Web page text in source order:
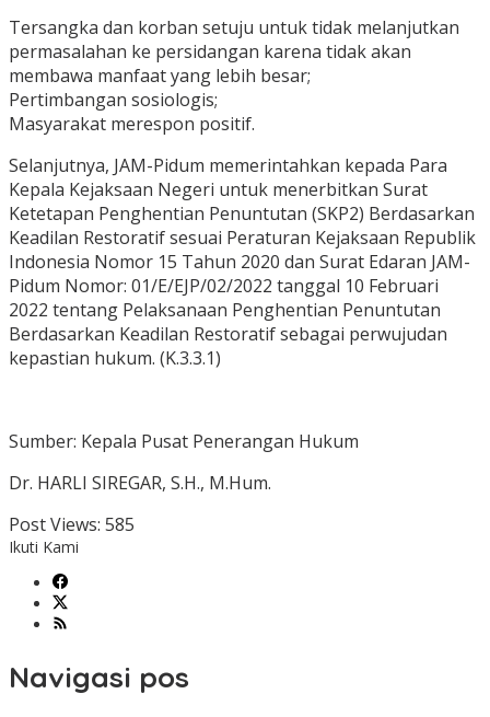
Tersangka dan korban setuju untuk tidak melanjutkan
permasalahan ke persidangan karena tidak akan
membawa manfaat yang lebih besar;
Pertimbangan sosiologis;
Masyarakat merespon positif.
Selanjutnya, JAM-Pidum memerintahkan kepada Para
Kepala Kejaksaan Negeri untuk menerbitkan Surat
Ketetapan Penghentian Penuntutan (SKP2) Berdasarkan
Keadilan Restoratif sesuai Peraturan Kejaksaan Republik
Indonesia Nomor 15 Tahun 2020 dan Surat Edaran JAM-
Pidum Nomor: 01/E/EJP/02/2022 tanggal 10 Februari
2022 tentang Pelaksanaan Penghentian Penuntutan
Berdasarkan Keadilan Restoratif sebagai perwujudan
kepastian hukum. (K.3.3.1)
Sumber: Kepala Pusat Penerangan Hukum
Dr. HARLI SIREGAR, S.H., M.Hum.
Post Views: 585
Ikuti Kami
Navigasi pos